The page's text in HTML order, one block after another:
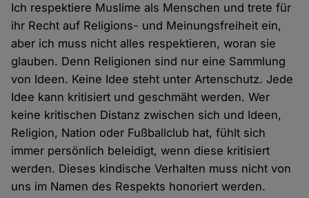
Ich respektiere Muslime als Menschen und trete für
ihr Recht auf Religions- und Meinungsfreiheit ein,
aber ich muss nicht alles respektieren, woran sie
glauben. Denn Religionen sind nur eine Sammlung
von Ideen. Keine Idee steht unter Artenschutz. Jede
Idee kann kritisiert und geschmäht werden. Wer
keine kritischen Distanz zwischen sich und Ideen,
Religion, Nation oder Fußballclub hat, fühlt sich
immer persönlich beleidigt, wenn diese kritisiert
werden. Dieses kindische Verhalten muss nicht von
uns im Namen des Respekts honoriert werden.